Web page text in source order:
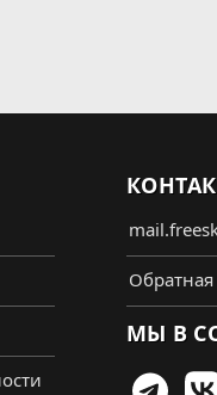
Обратная
МЫ В